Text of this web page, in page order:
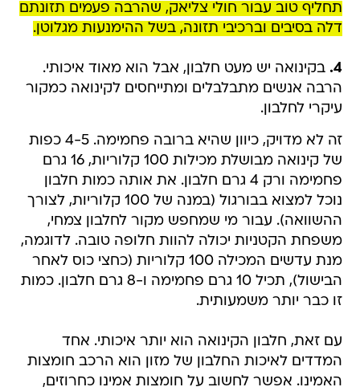
תחליף טוב עבור חולי צליאק, שהרבה פעמים תזונתם
דלה בסיבים וברכיבי תזונה, בשל ההימנעות מגלוטן.
4. בקינואה יש מעט חלבון, אבל הוא מאוד איכותי.
הרבה אנשים מתבלבלים ומתייחסים לקינואה כמקור
עיקרי לחלבון.
זה לא מדויק, כיוון שהיא ברובה פחמימה. 4-5 כפות
של קינואה מבושלת מכילות 100 קלוריות, 16 גרם
פחמימה ורק 4 גרם חלבון. את אותה כמות חלבון
נוכל למצוא בבורגול (במנה של 100 קלוריות, לצורך
ההשוואה). עבור מי שמחפש מקור לחלבון צמחי,
משפחת הקטניות יכולה להוות חלופה טובה. לדוגמה,
מנת עדשים המכילה 100 קלוריות (כחצי כוס לאחר
הבישול), תכיל 10 גרם פחמימה ו-8 גרם חלבון. כמות
זו כבר יותר משמעותית.
עם זאת, חלבון הקינואה הוא יותר איכותי. אחד
המדדים לאיכות החלבון של מזון הוא הרכב חומצות
האמינו. אפשר לחשוב על חומצות אמינו כחרוזים,